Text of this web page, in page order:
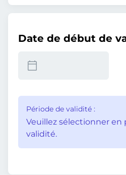
Date de début de
Période de validité :
Veuillez sélectionner en
validité.